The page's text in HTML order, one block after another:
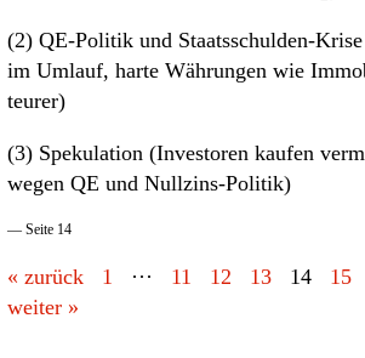
(2) QE-Politik und Staatsschulden-
im Umlauf, harte Währungen wie
teurer)
(3) Spekulation (Investoren kaufen
wegen QE und Nullzins-Politik)
— Seite 14
« zurück 1 ··· 11 12 13 14 15
weiter »